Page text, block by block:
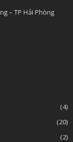
– TP Hải Phòng
(4)
(20)
(2)